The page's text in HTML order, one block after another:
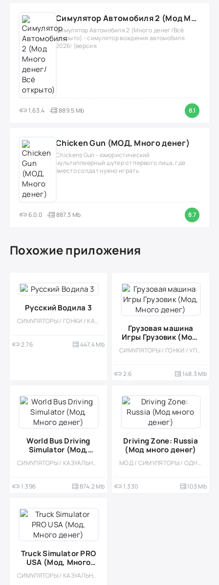
Симулятор Автомобиля 2 (Мод Много денег/Всё открыто)
Симулятор Автомобиля 2 (Много денег/Всё
открыто) - симулятор вождения автомобиля
2026! (версия
1.63.4 889.5 Mb 8.1
Chicken Gun (МОД, Много денег)
Chickens Gun - юмористический
мультиплеерный шутер от первого лица, где
вместо солдат нужно играть
6.0.0 887.3 Mb 8.7
Похожие приложения
Русский Водила 3
СИМУЛЯТОРЫ / ГОНКИ / КАЗУАЛЬНЫЕ / ОДНОПОЛЬЗОВАТЕЛЬСКИЕ / СТИЛИЗАЦИЯ / ОФЛАЙН / ОТКРЫТЫЙ МИР
2.76 447.4 Mb
Грузовая машина
Игры Грузовик (Мод,
Много денег)
СИМУЛЯТОРЫ / ГОНКИ / УПРАВЛЕНИЕ / КАЗУАЛЬНЫЕ / ОДНОПОЛЬЗОВАТЕЛЬСКИЕ / СТИЛИЗАЦИЯ / ОФЛАЙН / МОД / ВСТРОЕННЫЙ КЕШ / 3D / ПЕСОЧНИЦЫ / ОТКРЫТЫЙ МИР
2.6 148.3 Mb
World Bus Driving
Simulator (Мод,
Много денег)
СИМУЛЯТОРЫ / КАЗУАЛЬНЫЕ / ОДНОПОЛЬЗОВАТЕЛЬСКИЕ / СТИЛИЗАЦИЯ / ОФЛАЙН / ВСТРОЕННЫЙ КЕШ / МОД / 3D / РЕАЛИЗМ
1.396 874.2 Mb
Driving Zone: Russia
(Мод много денег)
МОД / СИМУЛЯТОРЫ / ОДНОПОЛЬЗОВАТЕЛЬСКИЕ / СТИЛИЗАЦИЯ / ГОНКИ / КАЗУАЛЬНЫЕ / ОФЛАЙН / 3D / РЕАЛИЗМ
1.330 103 Mb
Truck Simulator PRO
USA (Мод, Много
денег)
СИМУЛЯТОРЫ / КАЗУАЛЬНЫЕ / ОДНОПОЛЬЗОВАТЕЛЬСКИЕ / СТИЛИЗАЦИЯ / ОФЛАЙН / ВСТРОЕННЫЙ КЕШ / МОД